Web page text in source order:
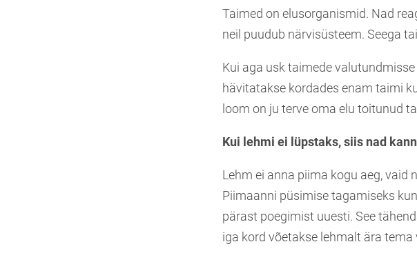
Taimed on elusorganismid. Nad
neil puudub närvisüsteem. Seega
Kui aga usk taimede
hävitatakse kordades enam taimi
loom on ju terve oma elu toitunud
Kui lehmi ei lüpstaks, siis nad
Lehm ei anna piima kogu aeg, vaid
Piimaanni püsimise tagamiseks
pärast poegimist uuesti. See
iga kord võetakse lehmalt ära tema